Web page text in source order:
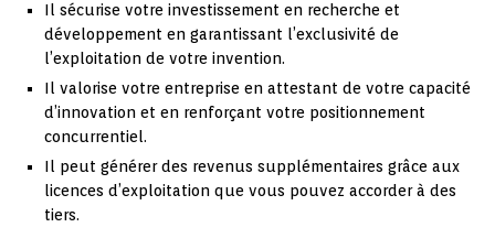
Il sécurise votre investissement en recherche et
développement en garantissant l’exclusivité de
l’exploitation de votre invention.
Il valorise votre entreprise en attestant de votre capacité
d’innovation et en renforçant votre positionnement
concurrentiel.
Il peut générer des revenus supplémentaires grâce aux
licences d’exploitation que vous pouvez accorder à des
tiers.